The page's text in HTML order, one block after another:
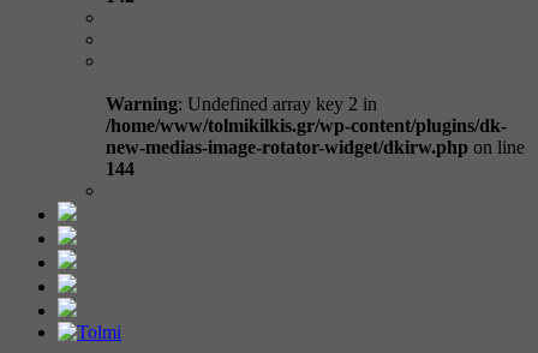
Warning: Undefined array key 2 in
/home/www/tolmikilkis.gr/wp-content/plugins/dk-
new-medias-image-rotator-widget/dkirw.php on line
144